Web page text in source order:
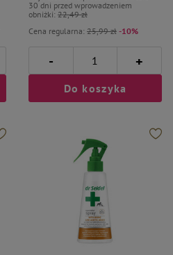
Cena regularna: 25,99 zł -10%
30 dni przed wprowadzeniem
obniżki: 22,49 zł
- +
Do koszyka